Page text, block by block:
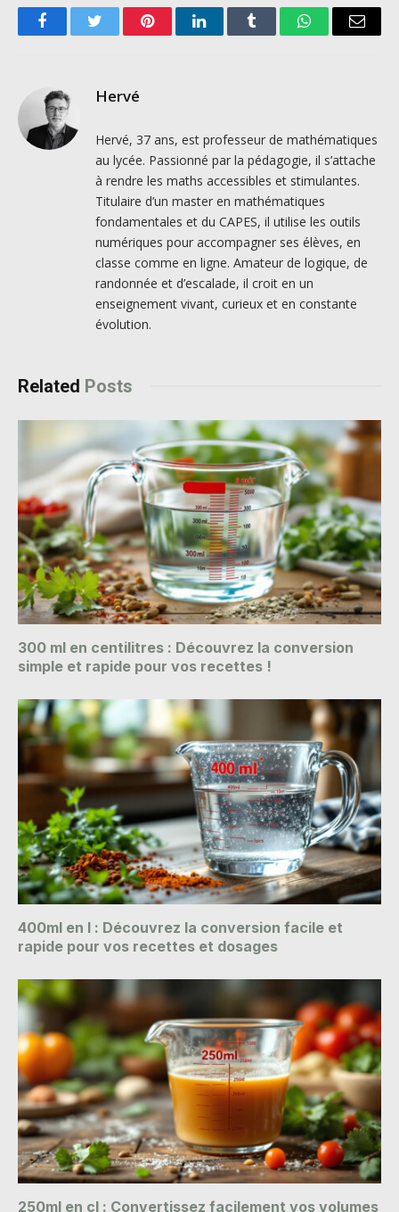
FacebookTwitter PinterestLinkedInTumblr WhatsAppEmail
Hervé
Hervé, 37 ans, est professeur de mathématiques
au lycée. Passionné par la pédagogie, il s’attache
à rendre les maths accessibles et stimulantes.
Titulaire d’un master en mathématiques
fondamentales et du CAPES, il utilise les outils
numériques pour accompagner ses élèves, en
classe comme en ligne. Amateur de logique, de
randonnée et d’escalade, il croit en un
enseignement vivant, curieux et en constante
évolution.
Related Posts
300 ml en centilitres : Découvrez la conversion
simple et rapide pour vos recettes !
400ml en l : Découvrez la conversion facile et
rapide pour vos recettes et dosages
250ml en cl : Convertissez facilement vos volumes